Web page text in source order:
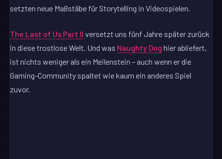
setzten neue Maßstäbe für Storytelling in Videospielen.
The Last of Us Part II versetzt uns fünf Jahre später zurück
in diese trostlose Welt. Und was Naughty Dog hier abliefert,
ist nichts weniger als ein Meilenstein – auch wenn er die
Gaming-Community spaltet wie kaum ein anderes Spiel
zuvor.